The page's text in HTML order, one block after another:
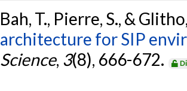
Bah, T., Pierre, S., &
architecture for SIP
Science, 3(8), 666-672.